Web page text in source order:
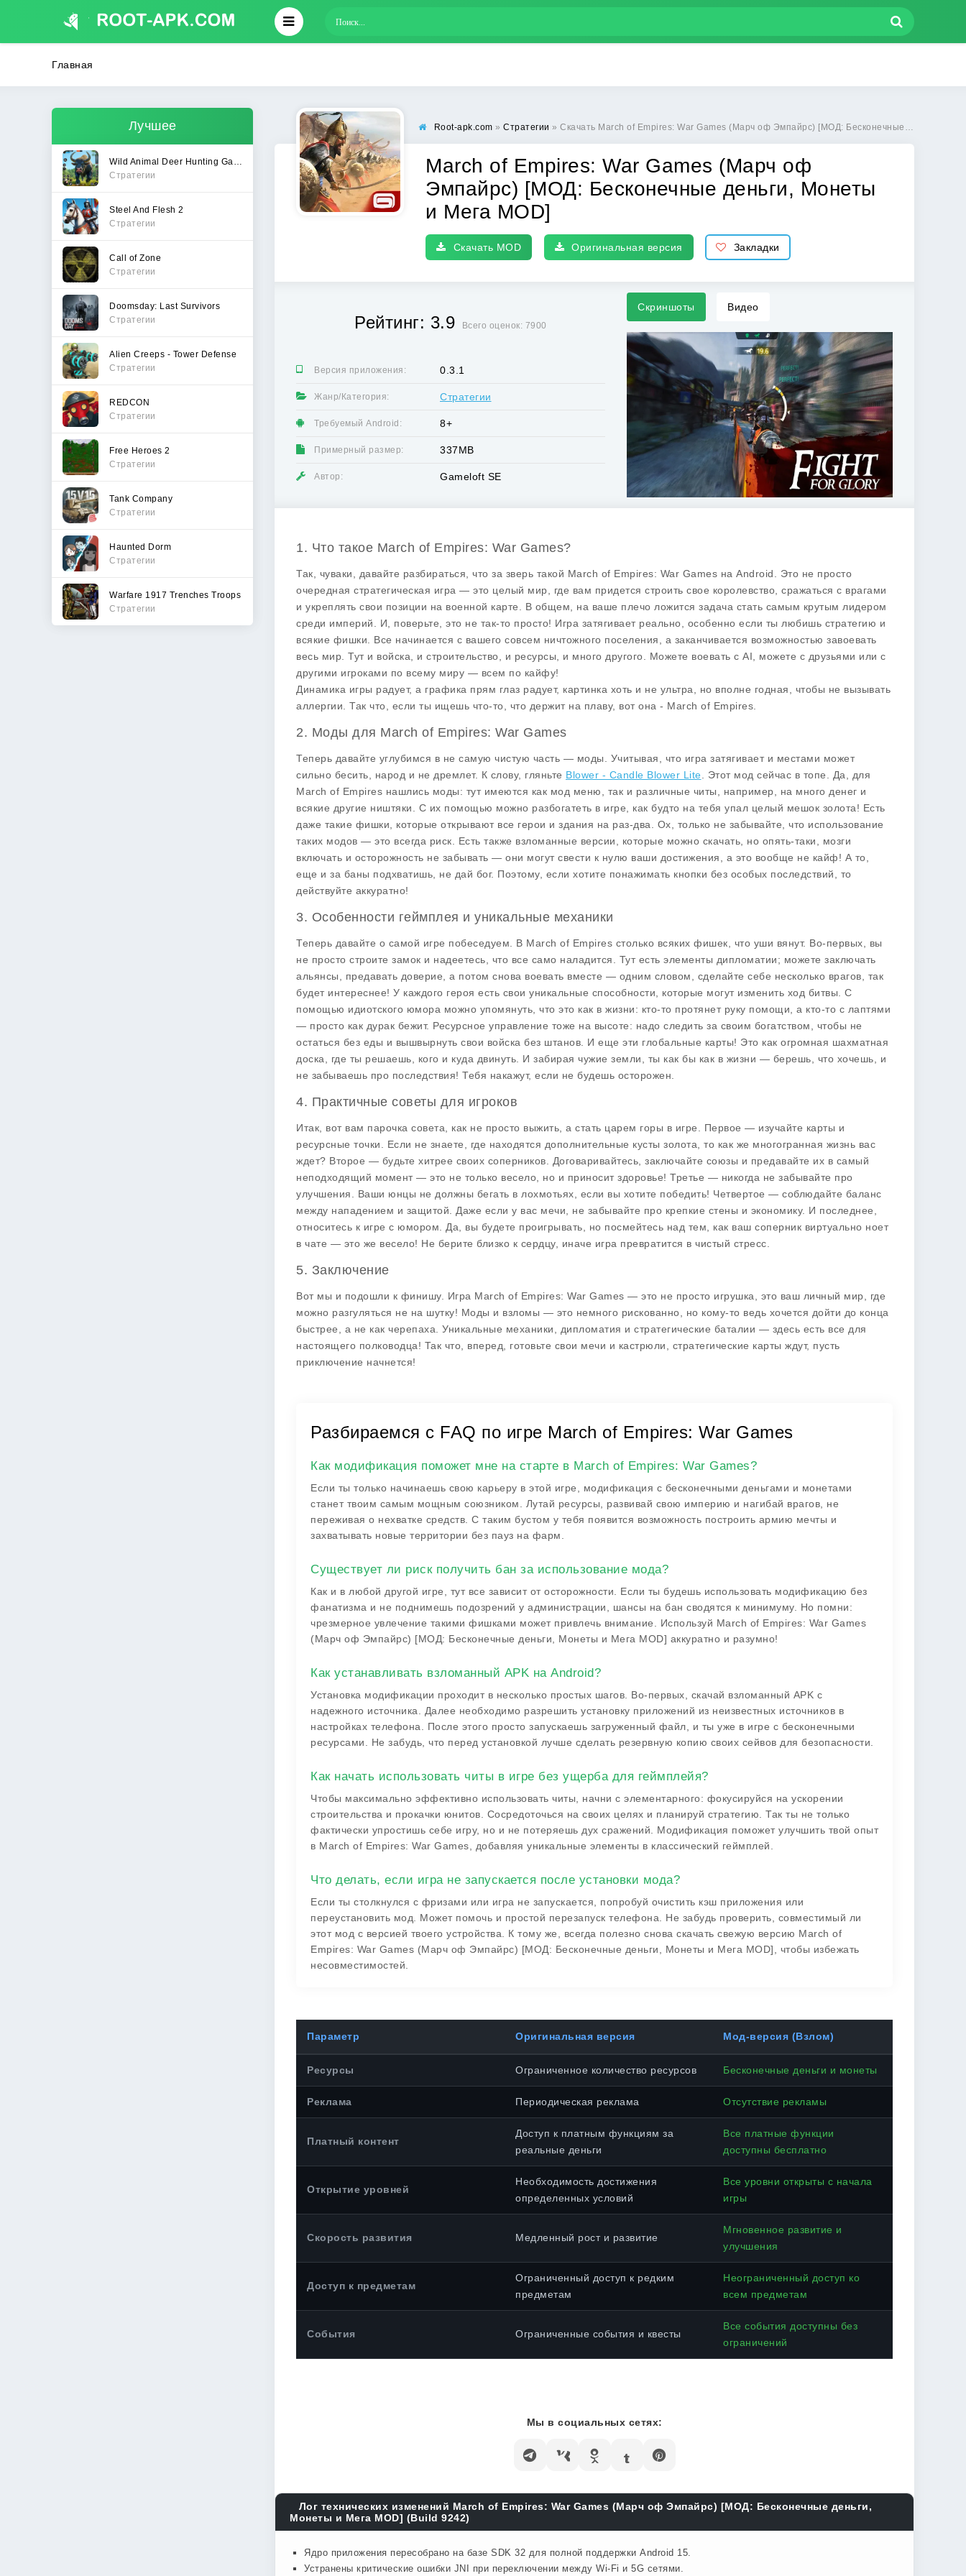
Главная
Лучшее
Стратегии
Steel And Flesh 2
Стратегии
Call of Zone
Стратегии
Doomsday: Last Survivors
Стратегии
Alien Creeps - Tower Defense
Стратегии
REDCON
Стратегии
Free Heroes 2
Стратегии
Tank Company
Стратегии
Haunted Dorm
Стратегии
Warfare 1917 Trenches Troops
Стратегии
Root-apk.com » Стратегии » Скачать March of Empires: War Games (Марч оф Эмпайрс) [МОД: Бесконечные деньги, Монеты и Мега MOD] | Взлом March of Empires: War Games на Андроид
March of Empires: War Games (Марч оф
Эмпайрс) [МОД: Бесконечные деньги, Монеты
и Мега MOD]
Скачать MOD Оригинальная версия Закладки
Рейтинг: 3.9 Всего оценок: 7900
Версия приложения: 0.3.1
Жанр/Категория: Стратегии
Требуемый Android: 8+
Примерный размер: 337MB
Автор: Gameloft SE
Скриншоты Видео
1. Что такое March of Empires: War Games?
Так, чуваки, давайте разбираться, что за зверь такой March of Empires: War Games на Android. Это не просто
очередная стратегическая игра — это целый мир, где вам придется строить свое королевство, сражаться с врагами
и укреплять свои позиции на военной карте. В общем, на ваше плечо ложится задача стать самым крутым лидером
среди империй. И, поверьте, это не так-то просто! Игра затягивает реально, особенно если ты любишь стратегию и
всякие фишки. Все начинается с вашего совсем ничтожного поселения, а заканчивается возможностью завоевать
весь мир. Тут и войска, и строительство, и ресурсы, и много другого. Можете воевать с AI, можете с друзьями или с
другими игроками по всему миру — всем по кайфу!
Динамика игры радует, а графика прям глаз радует, картинка хоть и не ультра, но вполне годная, чтобы не вызывать
аллергии. Так что, если ты ищешь что-то, что держит на плаву, вот она - March of Empires.
2. Моды для March of Empires: War Games
Теперь давайте углубимся в не самую чистую часть — моды . Учитывая, что игра затягивает и местами может
сильно бесить, народ и не дремлет. К слову, гляньте Blower - Candle Blower Lite . Этот мод сейчас в топе. Да, для
March of Empires нашлись моды: тут имеются как мод меню , так и различные читы, например, на много денег и
всякие другие ништяки. С их помощью можно разбогатеть в игре, как будто на тебя упал целый мешок золота! Есть
даже такие фишки, которые открывают все герои и здания на раз-два. Ох, только не забывайте, что использование
таких модов — это всегда риск. Есть также взломанные версии, которые можно скачать, но опять-таки, мозги
включать и осторожность не забывать — они могут свести к нулю ваши достижения, а это вообще не кайф! А то,
еще и за баны подхватишь, не дай бог. Поэтому, если хотите понажимать кнопки без особых последствий, то
действуйте аккуратно!
3. Особенности геймплея и уникальные механики
Теперь давайте о самой игре побеседуем. В March of Empires столько всяких фишек, что уши вянут. Во-первых, вы
не просто строите замок и надеетесь, что все само наладится. Тут есть элементы дипломатии; можете заключать
альянсы, предавать доверие, а потом снова воевать вместе — одним словом, сделайте себе несколько врагов, так
будет интереснее! У каждого героя есть свои уникальные способности, которые могут изменить ход битвы. С
помощью идиотского юмора можно упомянуть, что это как в жизни: кто-то протянет руку помощи, а кто-то с лаптями
— просто как дурак бежит. Ресурсное управление тоже на высоте: надо следить за своим богатством, чтобы не
остаться без еды и вышвырнуть свои войска без штанов. И еще эти глобальные карты! Это как огромная шахматная
доска, где ты решаешь, кого и куда двинуть. И забирая чужие земли, ты как бы как в жизни — берешь, что хочешь, и
не забываешь про последствия! Тебя накажут, если не будешь осторожен.
4. Практичные советы для игроков
Итак, вот вам парочка совета, как не просто выжить, а стать царем горы в игре. Первое — изучайте карты и
ресурсные точки. Если не знаете, где находятся дополнительные кусты золота, то как же многогранная жизнь вас
ждет? Второе — будьте хитрее своих соперников. Договаривайтесь, заключайте союзы и предавайте их в самый
неподходящий момент — это не только весело, но и приносит здоровье! Третье — никогда не забывайте про
улучшения. Ваши юнцы не должны бегать в лохмотьях, если вы хотите победить! Четвертое — соблюдайте баланс
между нападением и защитой. Даже если у вас мечи, не забывайте про крепкие стены и экономику. И последнее,
относитесь к игре с юмором. Да, вы будете проигрывать, но посмейтесь над тем, как ваш соперник виртуально ноет
в чате — это же весело! Не берите близко к сердцу, иначе игра превратится в чистый стресс.
5. Заключение
Вот мы и подошли к финишу. Игра March of Empires: War Games — это не просто игрушка, это ваш личный мир, где
можно разгуляться не на шутку! Моды и взломы — это немного рискованно, но кому-то ведь хочется дойти до конца
быстрее, а не как черепаха. Уникальные механики, дипломатия и стратегические баталии — здесь есть все для
настоящего полководца! Так что, вперед, готовьте свои мечи и кастрюли, стратегические карты ждут, пусть
приключение начнется!
Разбираемся с FAQ по игре March of Empires: War Games
Как модификация поможет мне на старте в March of Empires: War Games?
Если ты только начинаешь свою карьеру в этой игре, модификация с бесконечными деньгами и монетами
станет твоим самым мощным союзником. Лутай ресурсы, развивай свою империю и нагибай врагов, не
переживая о нехватке средств. С таким бустом у тебя появится возможность построить армию мечты и
захватывать новые территории без пауз на фарм.
Существует ли риск получить бан за использование мода?
Как и в любой другой игре, тут все зависит от осторожности. Если ты будешь использовать модификацию без
фанатизма и не поднимешь подозрений у администрации, шансы на бан сводятся к минимуму. Но помни:
чрезмерное увлечение такими фишками может привлечь внимание. Используй March of Empires: War Games
(Марч оф Эмпайрс) [МОД: Бесконечные деньги, Монеты и Мега MOD] аккуратно и разумно!
Как устанавливать взломанный APK на Android?
Установка модификации проходит в несколько простых шагов. Во-первых, скачай взломанный APK с
надежного источника. Далее необходимо разрешить установку приложений из неизвестных источников в
настройках телефона. После этого просто запускаешь загруженный файл, и ты уже в игре с бесконечными
ресурсами. Не забудь, что перед установкой лучше сделать резервную копию своих сейвов для безопасности.
Как начать использовать читы в игре без ущерба для геймплейя?
Чтобы максимально эффективно использовать читы, начни с элементарного: фокусируйся на ускорении
строительства и прокачки юнитов. Сосредоточься на своих целях и планируй стратегию. Так ты не только
фактически упростишь себе игру, но и не потеряешь дух сражений. Модификация поможет улучшить твой опыт
в March of Empires: War Games, добавляя уникальные элементы в классический геймплей.
Что делать, если игра не запускается после установки мода?
Если ты столкнулся с фризами или игра не запускается, попробуй очистить кэш приложения или
переустановить мод. Может помочь и простой перезапуск телефона. Не забудь проверить, совместимый ли
этот мод с версией твоего устройства. К тому же, всегда полезно снова скачать свежую версию March of
Empires: War Games (Марч оф Эмпайрс) [МОД: Бесконечные деньги, Монеты и Мега MOD], чтобы избежать
несовместимостей.
Параметр Оригинальная версия Мод-версия (Взлом)
Ресурсы Ограниченное количество ресурсов Бесконечные деньги и монеты
Реклама Периодическая реклама Отсутствие рекламы
Платный контент
Доступ к платным функциям за
реальные деньги
Все платные функции
доступны бесплатно
Открытие уровней
Необходимость достижения
определенных условий
Все уровни открыты с начала
игры
Скорость развития Медленный рост и развитие
Мгновенное развитие и
улучшения
Доступ к предметам
Ограниченный доступ к редким
предметам
Неограниченный доступ ко
всем предметам
События Ограниченные события и квесты
Все события доступны без
ограничений
Мы в социальных сетях:
Лог технических изменений March of Empires: War Games (Марч оф Эмпайрс) [МОД: Бесконечные деньги,
Монеты и Мега MOD] (Build 9242)
Ядро приложения пересобрано на базе SDK 32 для полной поддержки Android 15.
Устранены критические ошибки JNI при переключении между Wi-Fi и 5G сетями.